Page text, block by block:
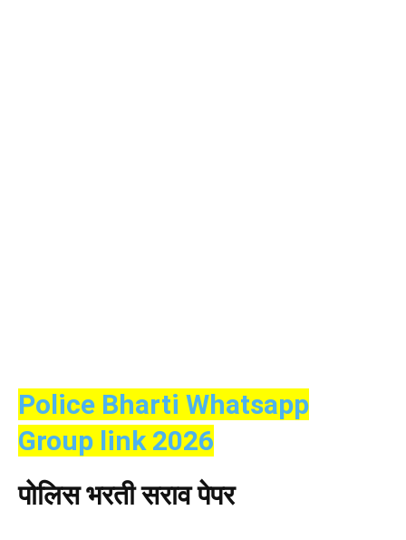
Police Bharti Whatsapp
Group link 2026
पोलिस भरती सराव पेपर